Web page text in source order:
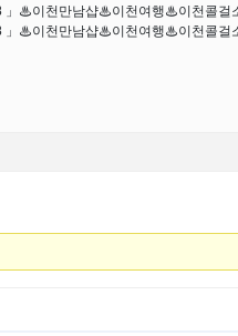
」♨이천만남샵♨이천여행♨이천콜
」♨이천만남샵♨이천여행♨이천콜